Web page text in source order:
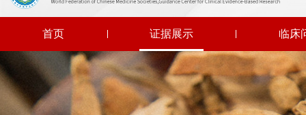
首页 证据展示 临床